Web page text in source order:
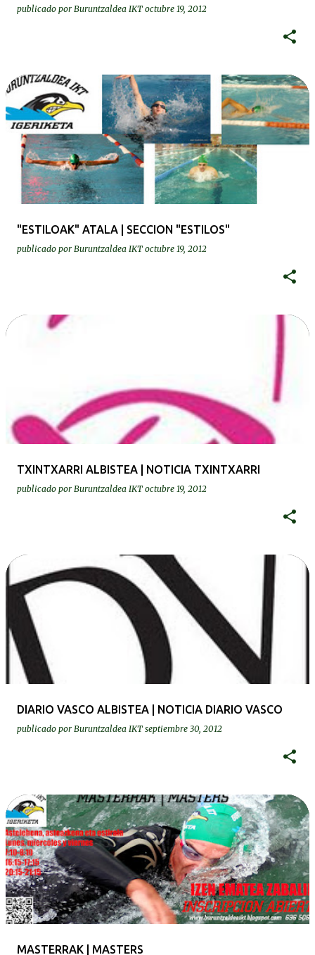
publicado por Buruntzaldea IKT octubre 19, 2012
"ESTILOAK" ATALA | SECCION "ESTILOS"
publicado por Buruntzaldea IKT octubre 19, 2012
TXINTXARRI ALBISTEA | NOTICIA TXINTXARRI
publicado por Buruntzaldea IKT octubre 19, 2012
DIARIO VASCO ALBISTEA | NOTICIA DIARIO VASCO
publicado por Buruntzaldea IKT septiembre 30, 2012
MASTERRAK | MASTERS